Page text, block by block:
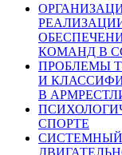
КОМАНД В
ПРОБЛЕМЫ
И
В
СПОРТЕ